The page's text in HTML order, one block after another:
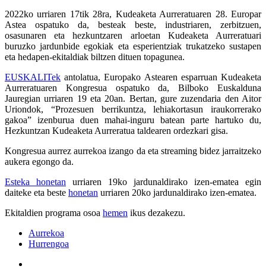
2022ko urriaren 17tik 28ra, Kudeaketa Aurreratuaren 28. Europar
Astea ospatuko da, besteak beste, industriaren, zerbitzuen,
osasunaren eta hezkuntzaren arloetan Kudeaketa Aurreratuari
buruzko jardunbide egokiak eta esperientziak trukatzeko sustapen
eta hedapen-ekitaldiak biltzen dituen topagunea.
EUSKALITek antolatua, Europako Astearen esparruan Kudeaketa
Aurreratuaren Kongresua ospatuko da, Bilboko Euskalduna
Jauregian urriaren 19 eta 20an. Bertan, gure zuzendaria den Aitor
Uriondok, “Prozesuen berrikuntza, lehiakortasun iraukorrerako
gakoa” izenburua duen mahai-inguru batean parte hartuko du,
Hezkuntzan Kudeaketa Aurreratua taldearen ordezkari gisa.
Kongresua aurrez aurrekoa izango da eta streaming bidez jarraitzeko
aukera egongo da.
Esteka honetan urriaren 19ko jardunaldirako izen-ematea egin
daiteke eta beste honetan urriaren 20ko jardunaldirako izen-ematea.
Ekitaldien programa osoa hemen ikus dezakezu.
Aurrekoa
Hurrengoa